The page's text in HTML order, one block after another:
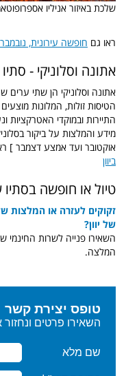
שלכת באיזור אניליו
ראו גם חופשה עירונית, נובמבר
אתונה וסלוניקי - סתיו
אתונה וסלוניקי הן שתי ערים
הטיסות זולות, המלונות
התיירות ובמוקדי האטרקציות
מידע והמלצות על ביקור
אוקטובר ועד אמצע דצמבר ]
ביוון
טיול או חופשה
זקוקים לעזרה או המלצות
של יוון?
השאירו פנייה לשרות החינמי
המלצה.